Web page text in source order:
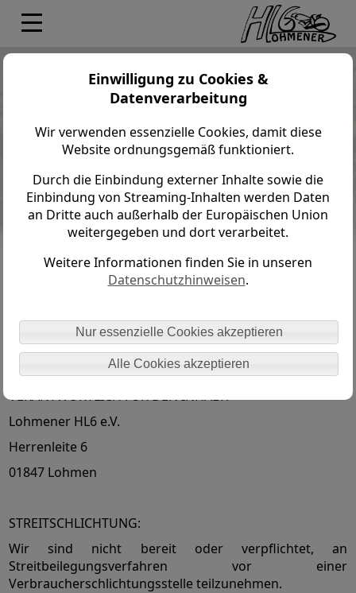
Einwilligung zu Cookies &
Datenverarbeitung
Wir verwenden essenzielle Cookies, damit diese
Website ordnungsgemäß funktioniert.
Durch die Einbindung externer Inhalte sowie die
Einbindung von Streaming-Inhalten werden Daten
an Dritte auch außerhalb der Europäischen Union
weitergegeben und dort verarbeitet.
Weitere Informationen finden Sie in unseren
Datenschutzhinweisen.
Nur essenzielle Cookies akzeptieren
Alle Cookies akzeptieren
Impressum
ANGABEN GEMÄSS § 5 TMG:
Herrenleite 6
01847 Lohmen
E-Mail: info@lohmener-hl6.de
Registergericht: Amtsgericht Dresden
Registernummer: VR 20930
VERANTWORTLICH FÜR DEN INHALT:
Lohmener HL6 e.V.
Herrenleite 6
01847 Lohmen
STREITSCHLICHTUNG:
Wir sind nicht bereit oder verpflichtet, an
Streitbeilegungsverfahren vor einer
Verbraucherschlichtungsstelle teilzunehmen.